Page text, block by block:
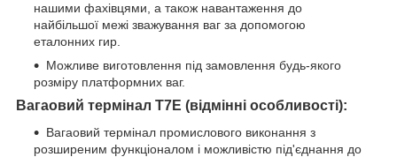
нашими фахівцями, а також навантаження до
найбільшої межі зважування ваг за допомогою
еталонних гир.
Можливе виготовлення під замовлення будь-якого
розміру платформних ваг.
Вагаовий термінал T7E (відмінні особливості):
Вагаовий термінал промислового виконання з
розширеним функціоналом і можливістю під'єднання до